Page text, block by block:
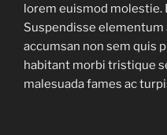
lorem euismod molestie.
Suspendisse elementum
accumsan non sem quis
habitant morbi tristique
malesuada fames ac